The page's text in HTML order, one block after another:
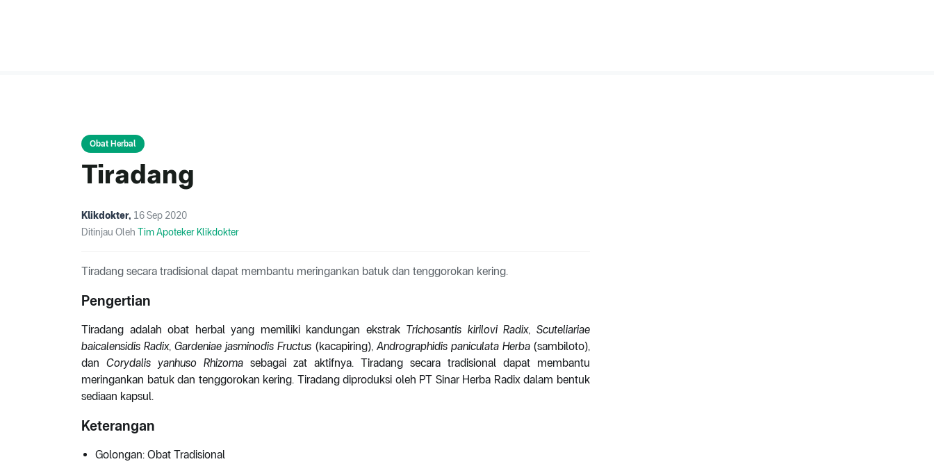
Obat Herbal
Tiradang
Klikdokter, 16 Sep 2020
Ditinjau Oleh Tim Apoteker Klikdokter
Tiradang secara tradisional dapat membantu meringankan batuk dan tenggorokan kering.
Pengertian
Tiradang adalah obat herbal yang memiliki kandungan ekstrak Trichosantis kirilovi Radix,Scuteliariae
baicalensidis Radix,Gardeniae jasminodis Fructus (kacapiring), Andrographidis paniculata Herba(sambiloto),
dan Corydalis yanhuso Rhizoma sebagai zat aktifnya. Tiradang secara tradisional dapat membantu
meringankan batuk dan tenggorokan kering. Tiradang diproduksi oleh PT Sinar Herba Radix dalam bentuk
sediaan kapsul.
Keterangan
Golongan: Obat Tradisional